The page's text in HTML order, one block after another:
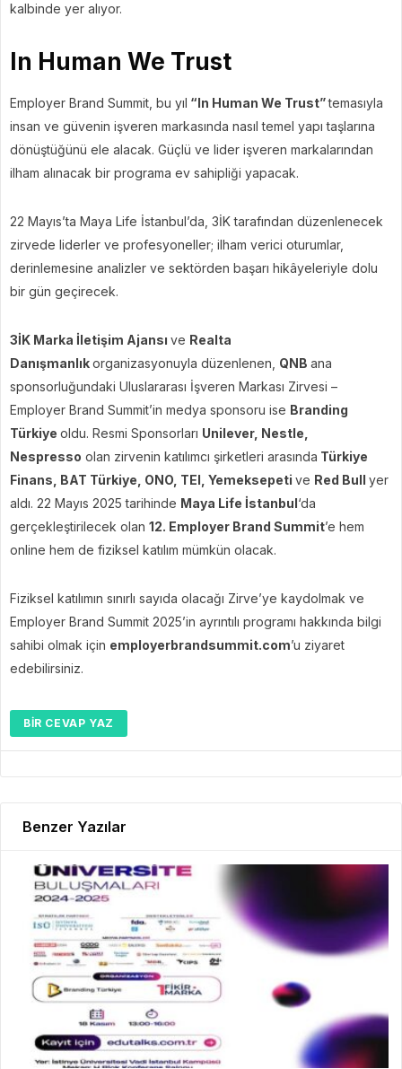
kalbinde yer alıyor.
In Human We Trust
Employer Brand Summit, bu yıl “In Human We Trust”temasıyla
insan ve güvenin işveren markasında nasıl temel yapı taşlarına
dönüştüğünü ele alacak. Güçlü ve lider işveren markalarından
ilham alınacak bir programa ev sahipliği yapacak.
22 Mayıs’ta Maya Life İstanbul’da, 3İK tarafından düzenlenecek
zirvede liderler ve profesyoneller; ilham verici oturumlar,
derinlemesine analizler ve sektörden başarı hikâyeleriyle dolu
bir gün geçirecek.
3İK Marka İletişim Ajansı ve Realta
Danışmanlıkorganizasyonuyla düzenlenen, QNB ana
sponsorluğundaki Uluslararası İşveren Markası Zirvesi –
Employer Brand Summit’in medya sponsoru ise Branding
Türkiye oldu. Resmi Sponsorları Unilever, Nestle,
Nespresso olan zirvenin katılımcı şirketleri arasında Türkiye
Finans, BAT Türkiye, ONO, TEI, Yemeksepeti ve Red Bull yer
aldı. 22 Mayıs 2025 tarihinde Maya Life İstanbul‘da
gerçekleştirilecek olan 12. Employer Brand Summit’e hem
online hem de fiziksel katılım mümkün olacak.
Fiziksel katılımın sınırlı sayıda olacağı Zirve’ye kaydolmak ve
Employer Brand Summit 2025’in ayrıntılı programı hakkında bilgi
sahibi olmak için employerbrandsummit.com’u ziyaret
edebilirsiniz.
BIR CEVAP YAZ
Benzer Yazılar